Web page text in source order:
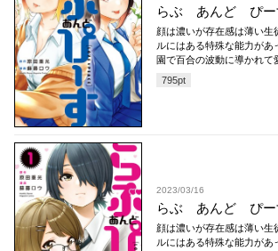
らぶ あんど ぴー
顔は濃いが存在感は薄い生
ルにはある特殊な能力があ
園で百合の波動に導かれて
795pt
2023/03/16
らぶ あんど ぴー
顔は濃いが存在感は薄い生
ルにはある特殊な能力があ